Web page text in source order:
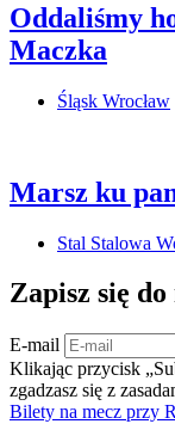
Oddaliśmy
Maczka
Śląsk Wrocław
Marsz ku
Stal Stalowa
Zapisz się
E-mail
Klikając przycisk
zgadzasz się z
Bilety na mecz przy